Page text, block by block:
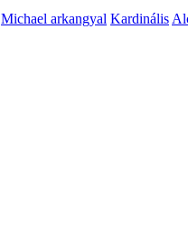
Michael arkangyal Kardinális